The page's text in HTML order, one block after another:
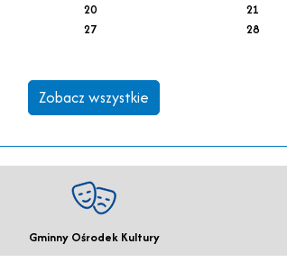
20 21
27 28
Zobacz wszystkie
Gminny Ośrodek Kultury